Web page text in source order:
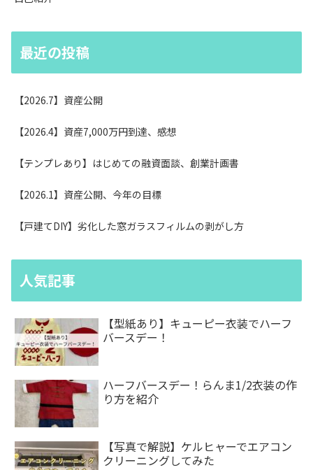
最近の投稿
【2026.7】資産公開
【2026.4】資産7,000万円到達、感想
【テンプレあり】はじめての融資面談、創業計画書
【2026.1】資産公開、今年の目標
【戸建てDIY】劣化した窓ガラスフィルムの剥がし方
人気記事
【型紙あり】キューピー衣装でハーフ
バースデー！
ハーフバースデー！らんま1/2衣装の作
り方を紹介
【写真で解説】ケルヒャーでエアコン
クリーニングしてみた